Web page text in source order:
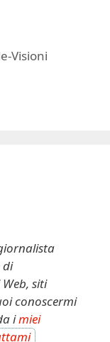
Visioni
di
siti
conoscermi
imiei